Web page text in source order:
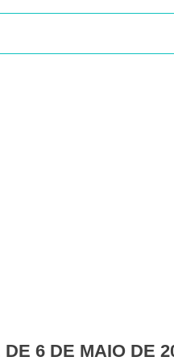
DE 6 DE MAIO DE